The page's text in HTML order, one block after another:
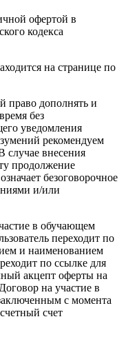
офертой в
кодекса
на странице по
право дополнять и
без
уведомления
рекомендуем
случае внесения
продолжение
безоговорочное
и/или
в обучающем
переходит по
и наименованием
по ссылке для
акцепт оферты на
на участие в
с момента
счет